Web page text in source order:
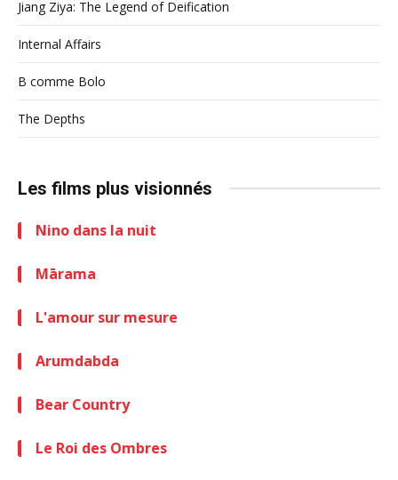
Jiang Ziya: The Legend of Deification
Internal Affairs
B comme Bolo
The Depths
Les films plus visionnés
Nino dans la nuit
Mārama
L'amour sur mesure
Arumdabda
Bear Country
Le Roi des Ombres